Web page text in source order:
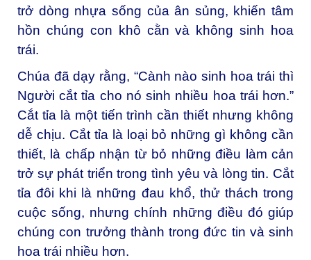
trở dòng nhựa sống của ân sủng, khiến tâm
hồn chúng con khô cằn và không sinh hoa
trái.
Chúa đã dạy rằng, “Cành nào sinh hoa trái thì
Người cắt tỉa cho nó sinh nhiều hoa trái hơn.”
Cắt tỉa là một tiến trình cần thiết nhưng không
dễ chịu. Cắt tỉa là loại bỏ những gì không cần
thiết, là chấp nhận từ bỏ những điều làm cản
trở sự phát triển trong tình yêu và lòng tin. Cắt
tỉa đôi khi là những đau khổ, thử thách trong
cuộc sống, nhưng chính những điều đó giúp
chúng con trưởng thành trong đức tin và sinh
hoa trái nhiều hơn.